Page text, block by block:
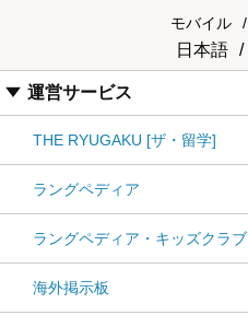
モバイル /
日本語 /
運営サービス
THE RYUGAKU [ザ・留学]
ラングペディア
ラングペディア・キッズクラブ
海外掲示板